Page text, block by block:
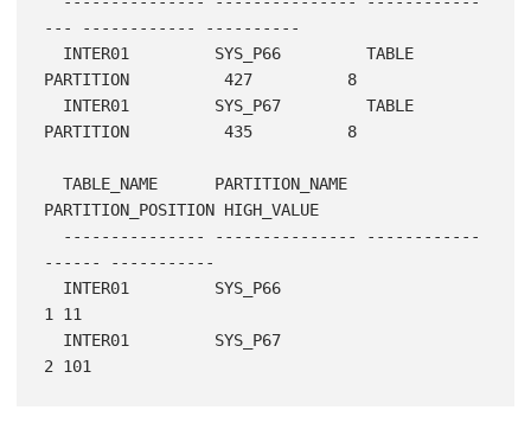
--- ------------ ----------
PARTITION          427          8
PARTITION          435          8
PARTITION_POSITION HIGH_VALUE
------ -----------
1 11
2 101